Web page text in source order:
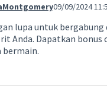
900 09/09/2024
lupa untuk bergabung
Anda. Dapatkan bonus
bermain.